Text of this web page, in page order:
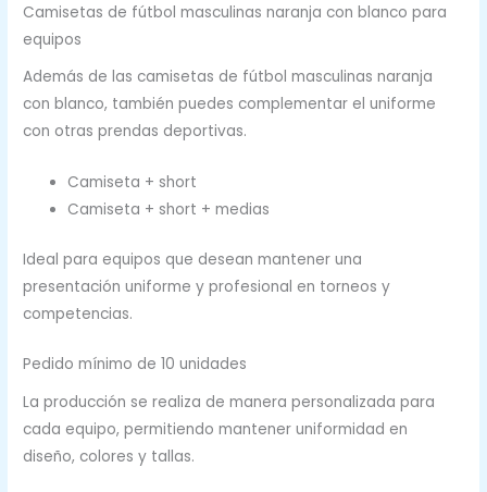
Camisetas de fútbol masculinas naranja con blanco para
equipos
Además de las camisetas de fútbol masculinas naranja
con blanco, también puedes complementar el uniforme
con otras prendas deportivas.
Camiseta + short
Camiseta + short + medias
Ideal para equipos que desean mantener una
presentación uniforme y profesional en torneos y
competencias.
Pedido mínimo de 10 unidades
La producción se realiza de manera personalizada para
cada equipo, permitiendo mantener uniformidad en
diseño, colores y tallas.